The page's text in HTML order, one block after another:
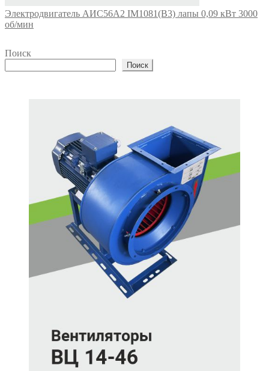
Электродвигатель АИС56А2 IM1081(B3) лапы 0,09 кВт 3000
об/мин
Поиск
Поиск